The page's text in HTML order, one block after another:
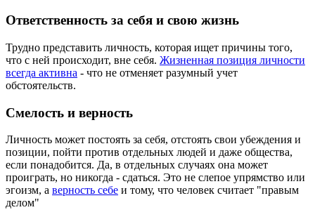
Ответственность за себя и свою жизнь
Трудно представить личность, которая ищет причины того,
что с ней происходит, вне себя. Жизненная позиция личности
всегда активна - что не отменяет разумный учет
обстоятельств.
Смелость и верность
Личность может постоять за себя, отстоять свои убеждения и
позиции, пойти против отдельных людей и даже общества,
если понадобится. Да, в отдельных случаях она может
проиграть, но никогда - сдаться. Это не слепое упрямство или
эгоизм, а верность себе и тому, что человек считает "правым
делом"